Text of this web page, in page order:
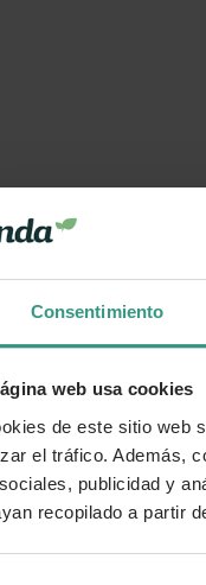
Consentimiento
web usa cookies
de este sitio web
el tráfico. Además,
publicidad y
recopilado a partir